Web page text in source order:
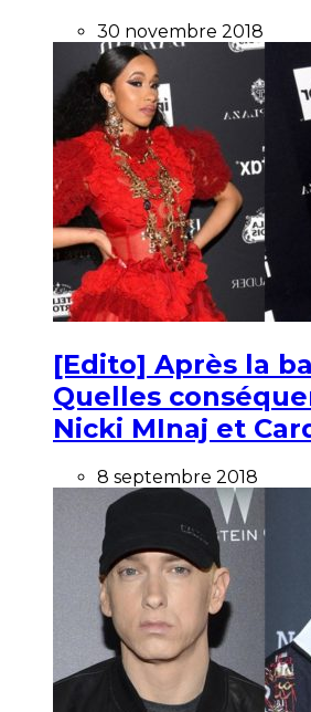
30 novembre 2018
[Edito] Après la
Quelles
Nicki MInaj et
8 septembre 2018